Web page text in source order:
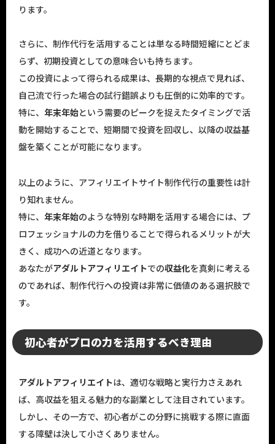
ります。
さらに、制作代行を活用することは単なる時間短縮にとどま
らず、初期投資としての意味合いも持ちます。
この投資によって得られる成果は、長期的な視点で見れば、
自己流で行った場合の試行錯誤よりも圧倒的に効率的です。
特に、 年末年始という需要のピークを捉えたタイミングで活
動を開始することで、短期間で投資を回収し、以降の収益基
盤を築くことが可能になります。
以上のように、アフィリエイトサイト制作代行の重要性は計
り知れません。
特に、 年末年始のような特別な時期を活用する場合には、プ
ロフェッショナルの力を借りることで得られるメリットが大
きく、成功への近道となります。
あなたがアダルトアフィリエイトでの収益化を真剣に考える
のであれば、制作代行への投資は非常に価値のある選択肢で
す。
初心者がプロの力を活用するべき理由
アダルトアフィリエイトは、適切な戦略と実行力さえあれ
ば、高収益を狙える魅力的な副業として注目されています。
しかし、その一方で、初心者がこの分野に挑戦する際に直面
する障壁は決して小さくありません。